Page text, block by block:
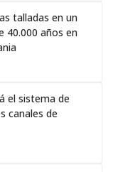
talladas en un
40.000 años en
el sistema de
canales de